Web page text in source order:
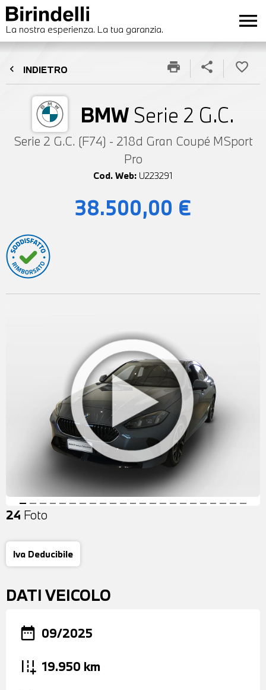
La nostra esperienza. La tua garanzia. menu
chevron_left INDIETRO
BMW Serie 2 G.C.
Serie 2 G.C. (F74) - 218d Gran Coupé MSport
Pro
Cod. Web: U223291
print share favorite_border
38.500,00 €
24 Foto
Iva Deducibile
DATI VEICOLO
date_range 09/2025
add_road 19.950 km